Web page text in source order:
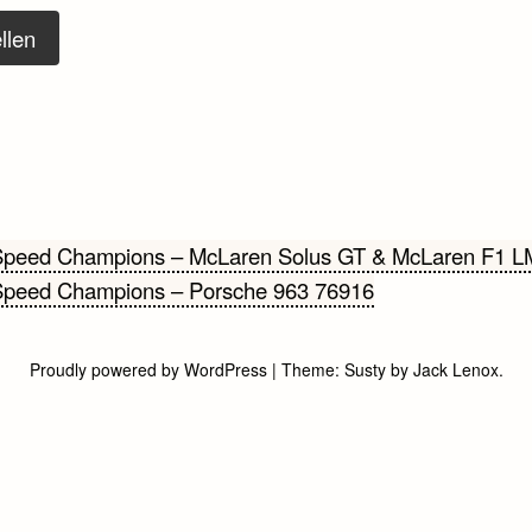
Champions – McLaren Solus GT & McLaren F1
Champions – Porsche 963 76916
Proudly powered by WordPress | Theme: Sustyby Jack Lenox.